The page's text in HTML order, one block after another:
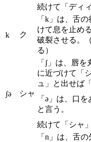
続けて「ディ
k ク
「k」は、舌
けて息を止め
破裂させる。
る）
ʃə シャ
「ʃ」は、唇
に近づけて「
ュ」と出せば
「ə」は、口
と言う。
続けて「シャ
「n」は、舌